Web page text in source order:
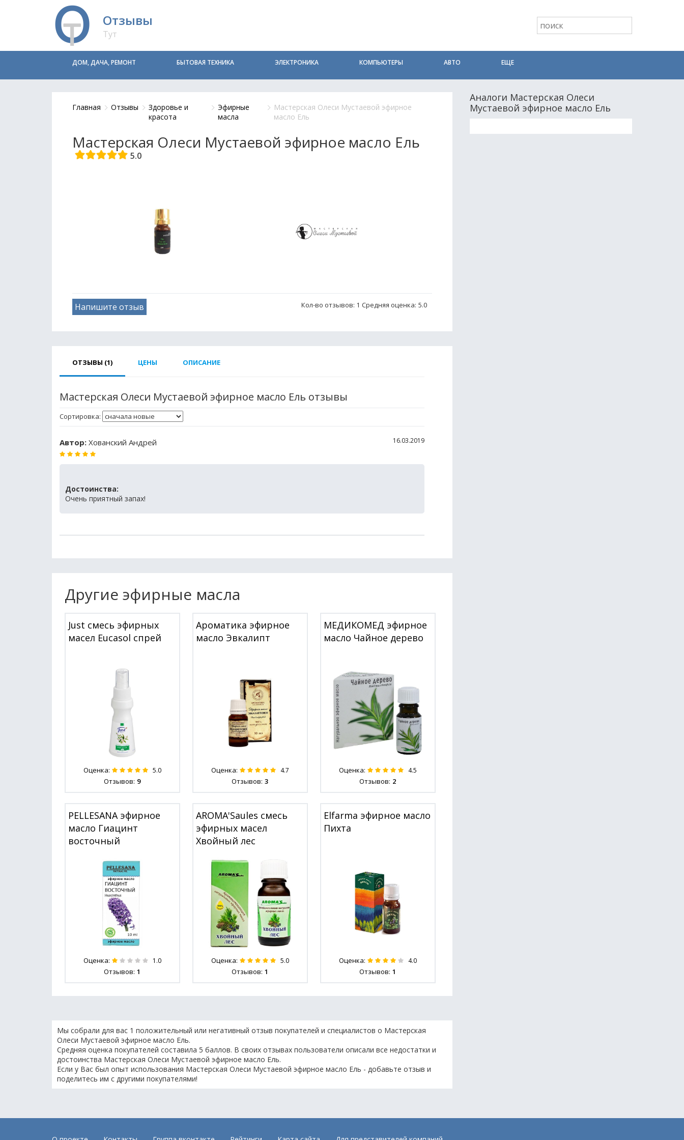
Отзывы
Тут
ДОМ, ДАЧА, РЕМОНТ БЫТОВАЯ ТЕХНИКА ЭЛЕКТРОНИКА КОМПЬЮТЕРЫ АВТО ЕЩЕ
Главная Отзывы
Здоровье и
красота
Эфирные
масла
Мастерская Олеси Мустаевой эфирное
масло Ель
Мастерская Олеси Мустаевой эфирное масло Ель
5.0
Кол-во отзывов: 1 Средняя оценка: 5.0
Напишите отзыв
ОТЗЫВЫ (1) ЦЕНЫ ОПИСАНИЕ
Мастерская Олеси Мустаевой эфирное масло Ель отзывы
Сортировка:
Автор: Хованский Андрей 16.03.2019
Достоинства:
Очень приятный запах!
Другие эфирные масла
Just смесь эфирных
масел Eucasol спрей
Оценка: 5.0
Отзывов: 9
Ароматика эфирное
масло Эвкалипт
Оценка: 4.7
Отзывов: 3
МЕДИКОМЕД эфирное
масло Чайное дерево
Оценка: 4.5
Отзывов: 2
PELLESANA эфирное
масло Гиацинт
восточный
Оценка: 1.0
Отзывов: 1
AROMA'Saules смесь
эфирных масел
Хвойный лес
Оценка: 5.0
Отзывов: 1
Elfarma эфирное масло
Пихта
Оценка: 4.0
Отзывов: 1
Мы собрали для вас 1 положительный или негативный отзыв покупателей и специалистов о Мастерская
Олеси Мустаевой эфирное масло Ель.
Средняя оценка покупателей составила 5 баллов. В своих отзывах пользователи описали все недостатки и
достоинства Мастерская Олеси Мустаевой эфирное масло Ель.
Если у Вас был опыт использования Мастерская Олеси Мустаевой эфирное масло Ель - добавьте отзыв и
поделитесь им с другими покупателями!
Аналоги Мастерская Олеси
Мустаевой эфирное масло Ель